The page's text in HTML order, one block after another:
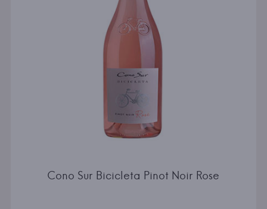
Cono Sur Bicicleta Pinot Noir Rose